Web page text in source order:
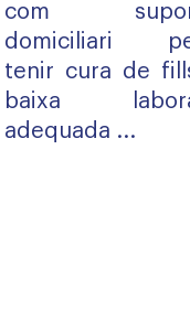
com
domiciliari
tenir cura de
baixa
adequada ...